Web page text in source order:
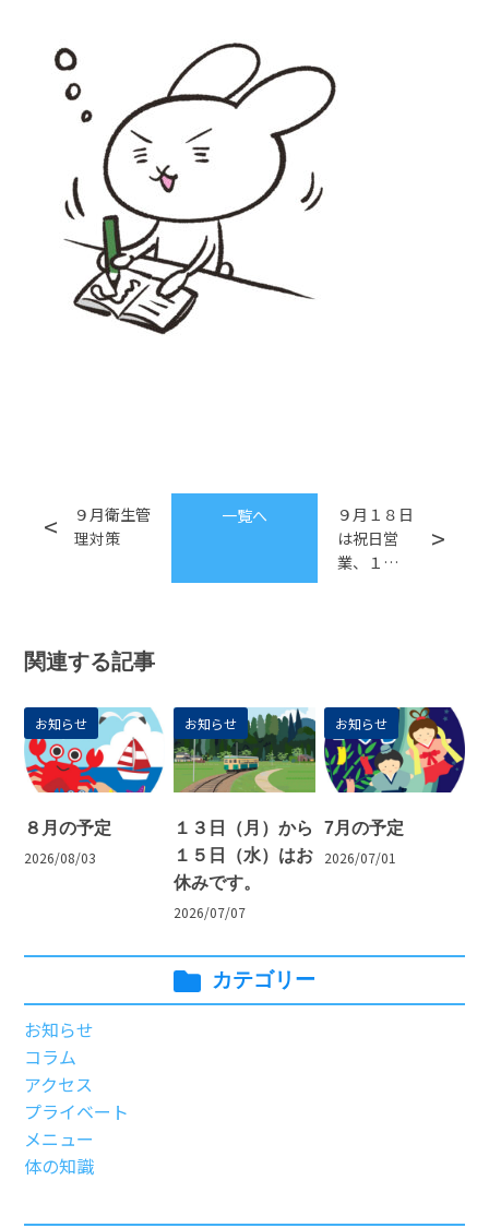
９月衛生管
理対策
一覧へ
９月１８日
は祝日営
業、１…
関連する記事
お知らせ
８月の予定
2026/08/03
お知らせ
１３日（月）から
１５日（水）はお
休みです。
2026/07/07
お知らせ
7月の予定
2026/07/01
カテゴリー
お知らせ
コラム
アクセス
プライベート
メニュー
体の知識